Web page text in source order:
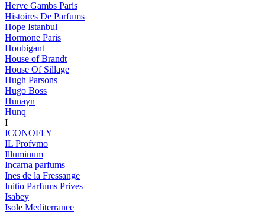
Herve Gambs Paris
Histoires De Parfums
Hope Istanbul
Hormone Paris
Houbigant
House of Brandt
House Of Sillage
Hugh Parsons
Hugo Boss
Hunayn
Hunq
I
ICONOFLY
IL Profvmo
Illuminum
Incarna parfums
Ines de la Fressange
Initio Parfums Prives
Isabey
Isole Mediterranee